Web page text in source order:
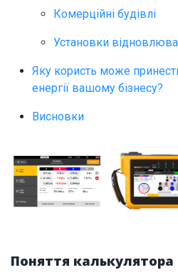
Комерційні будівлі
Установки
Яку користь може
енергії вашому бізнесу?
Висновки
Поняття калькулятора